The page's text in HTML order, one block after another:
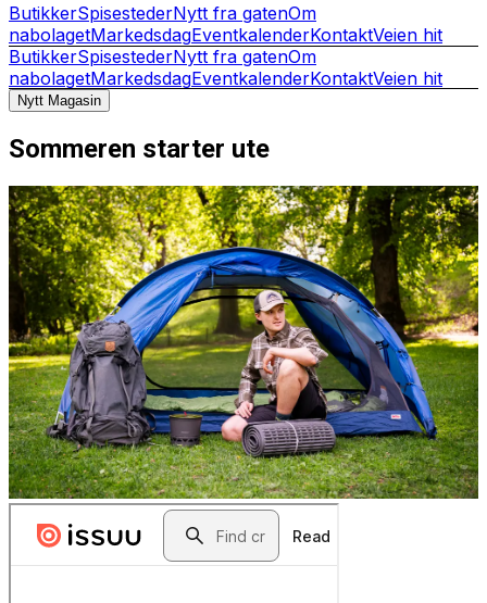
ButikkerSpisestederNytt fra gatenOm
nabolagetMarkedsdagEventkalenderKontaktVeien hit
ButikkerSpisestederNytt fra gatenOm
nabolagetMarkedsdagEventkalenderKontaktVeien hit
Nytt Magasin
Sommeren starter ute